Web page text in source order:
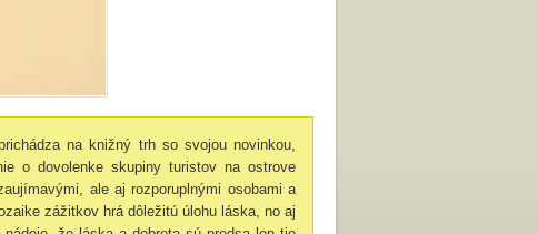
na knižný trh so svojou novinkou,
o dovolenke skupiny turistov na ostrove
ale aj rozporuplnými osobami a
zážitkov hrá dôležitú úlohu láska, no aj